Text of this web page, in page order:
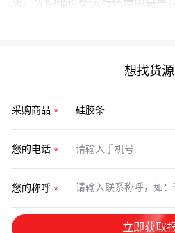
求。先明确设备运行环境中最严
想找货源
采购商品
您的电话
您的称呼
立即获取